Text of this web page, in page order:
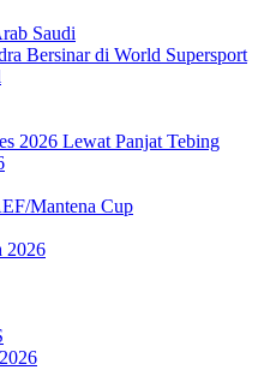
Saudi
Bersinar di World Supersport
2026 Lewat Panjat Tebing
Mantena Cup
2026